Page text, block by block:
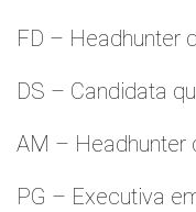
FD – Headhunter
DS – Candidata
AM – Headhunter
PG – Executiva